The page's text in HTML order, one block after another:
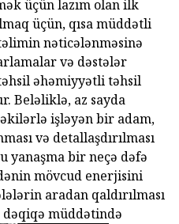
üçün lazım olan ilk
üçün, qısa müddətli
nəticələnməsinə
və dəstələr
əhəmiyyətli təhsil
Beləliklə, az sayda
işləyən bir adam,
və detallaşdırılması
yanaşma bir neçə dəfə
mövcud enerjisini
aradan qaldırılması
müddətində